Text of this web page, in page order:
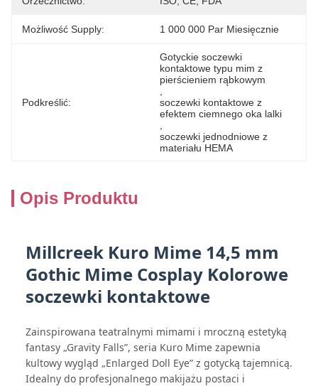
Możliwość Supply: 1 000 000 Par Miesięcznie
Podkreślić:
Gotyckie soczewki
kontaktowe typu mim z
pierścieniem rąbkowym
soczewki kontaktowe z
efektem ciemnego oka lalki
soczewki jednodniowe z
materiału HEMA
Opis Produktu
Millcreek Kuro Mime 14,5 mm
Gothic Mime Cosplay Kolorowe
soczewki kontaktowe
Zainspirowana teatralnymi mimami i mroczną estetyką
fantasy „Gravity Falls”, seria Kuro Mime zapewnia
kultowy wygląd „Enlarged Doll Eye” z gotycką tajemnicą.
Idealny do profesjonalnego makijażu postaci i